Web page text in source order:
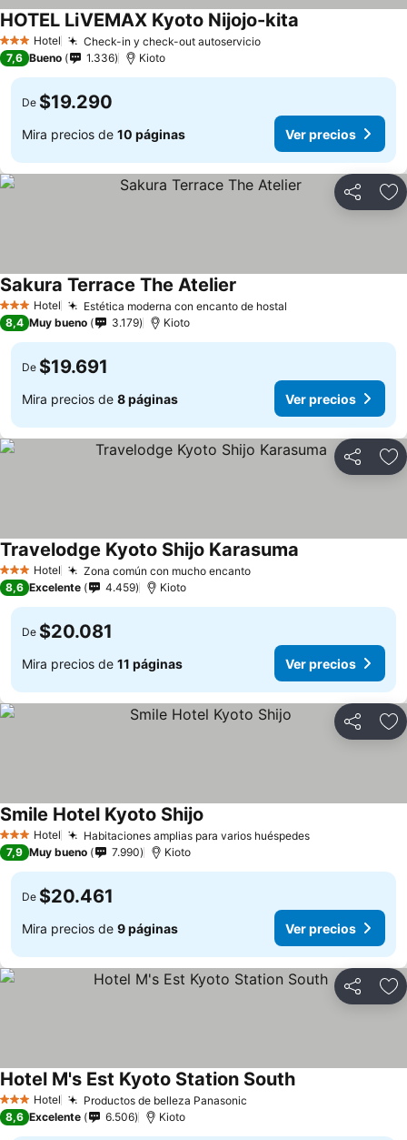
3 Estrellas
Hotel Check-in y check-out autoservicio
HOTEL LiVEMAX Kyoto Nijojo-kita
7,6 Bueno 1.336 Kioto
De $19.290
Mira precios de 10 páginas Ver precios
Compartir
3 Estrellas
Hotel Estética moderna con encanto de hostal
Sakura Terrace The Atelier
8,4 Muy bueno 3.179 Kioto
De $19.691
Mira precios de 8 páginas Ver precios
Compartir
3 Estrellas
Hotel Zona común con mucho encanto
Travelodge Kyoto Shijo Karasuma
8,6 Excelente 4.459 Kioto
De $20.081
Mira precios de 11 páginas Ver precios
Compartir
3 Estrellas
Hotel Habitaciones amplias para varios huéspedes
Smile Hotel Kyoto Shijo
7,9 Muy bueno 7.990 Kioto
De $20.461
Mira precios de 9 páginas Ver precios
Compartir
3 Estrellas
Hotel Productos de belleza Panasonic
Hotel M's Est Kyoto Station South
8,6 Excelente 6.506 Kioto